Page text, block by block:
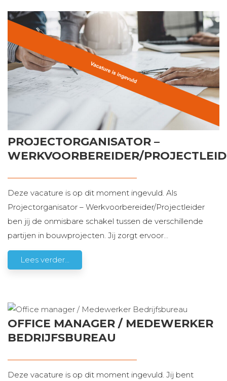
PROJECTORGANISATOR –
WERKVOORBEREIDER/
Deze vacature is op dit moment ingevuld. Als
Projectorganisator – Werkvoorbereider/Projectleider
ben jij de onmisbare schakel tussen de verschillende
partijen in bouwprojecten. Jij zorgt ervoor…
Lees verder...
OFFICE MANAGER / MEDEWERKER
BEDRIJFSBUREAU
Deze vacature is op dit moment ingevuld. Jij bent